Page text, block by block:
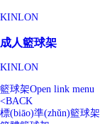
KINLON
成人籃球架
KINLON
籃球架Open link menu
<BACK
標(biāo)準(zhǔn)籃球架